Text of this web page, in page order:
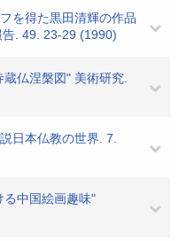
を得た黒田清輝の作品
告. 49. 23-29 (1990)
仏涅槃図" 美術研究.
日本仏教の世界. 7.
る中国絵画趣味"